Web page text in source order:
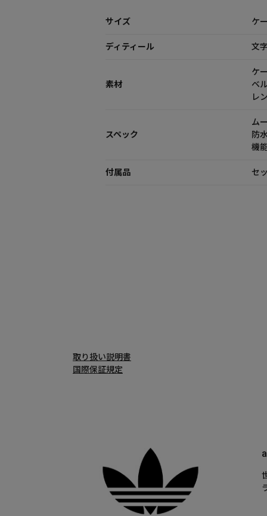
サイズ ケ
ディティール 文
素材
ケ
ベ
レ
スペック
ム
防
機
付属品 セ
取り扱い説明書
国際保証規定